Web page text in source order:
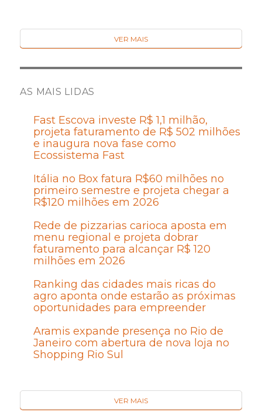
VER MAIS
AS MAIS LIDAS
Fast Escova investe R$ 1,1 milhão,
projeta faturamento de R$ 502 milhões
e inaugura nova fase como
Ecossistema Fast
Itália no Box fatura R$60 milhões no
primeiro semestre e projeta chegar a
R$120 milhões em 2026
Rede de pizzarias carioca aposta em
menu regional e projeta dobrar
faturamento para alcançar R$ 120
milhões em 2026
Ranking das cidades mais ricas do
agro aponta onde estarão as próximas
oportunidades para empreender
Aramis expande presença no Rio de
Janeiro com abertura de nova loja no
Shopping Rio Sul
VER MAIS